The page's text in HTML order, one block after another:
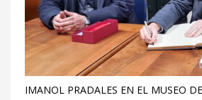
IMANOL PRADALES EN EL MUSEO